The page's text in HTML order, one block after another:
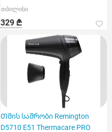
თბილისი
329 ₾
Თმის საშრობი Remington
D5710 E51 Thermacare PRO